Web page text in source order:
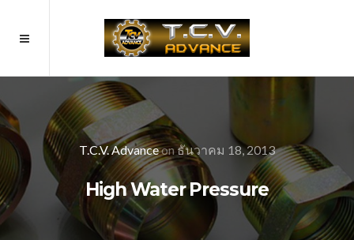
T.C.V. Advanceonธันวาคม 18, 2013
High Water Pressure